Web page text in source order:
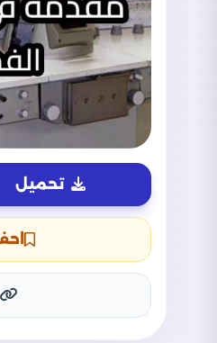
تحميل